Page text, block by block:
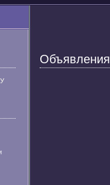
Объявления